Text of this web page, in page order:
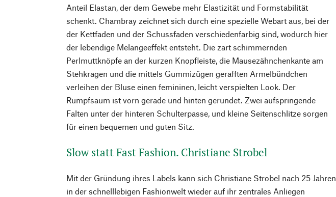
Anteil Elastan, der dem Gewebe mehr Elastizität und Formstabilität
schenkt. Chambray zeichnet sich durch eine spezielle Webart aus, bei der
der Kettfaden und der Schussfaden verschiedenfarbig sind, wodurch hier
der lebendige Melangeeffekt entsteht. Die zart schimmernden
Perlmuttknöpfe an der kurzen Knopfleiste, die Mausezähnchenkante am
Stehkragen und die mittels Gummizügen gerafften Ärmelbündchen
verleihen der Bluse einen femininen, leicht verspielten Look. Der
Rumpfsaum ist vorn gerade und hinten gerundet. Zwei aufspringende
Falten unter der hinteren Schulterpasse, und kleine Seitenschlitze sorgen
für einen bequemen und guten Sitz.
Slow statt Fast Fashion. Christiane Strobel
Mit der Gründung ihres Labels kann sich Christiane Strobel nach 25 Jahren
in der schnelllebigen Fashionwelt wieder auf ihr zentrales Anliegen